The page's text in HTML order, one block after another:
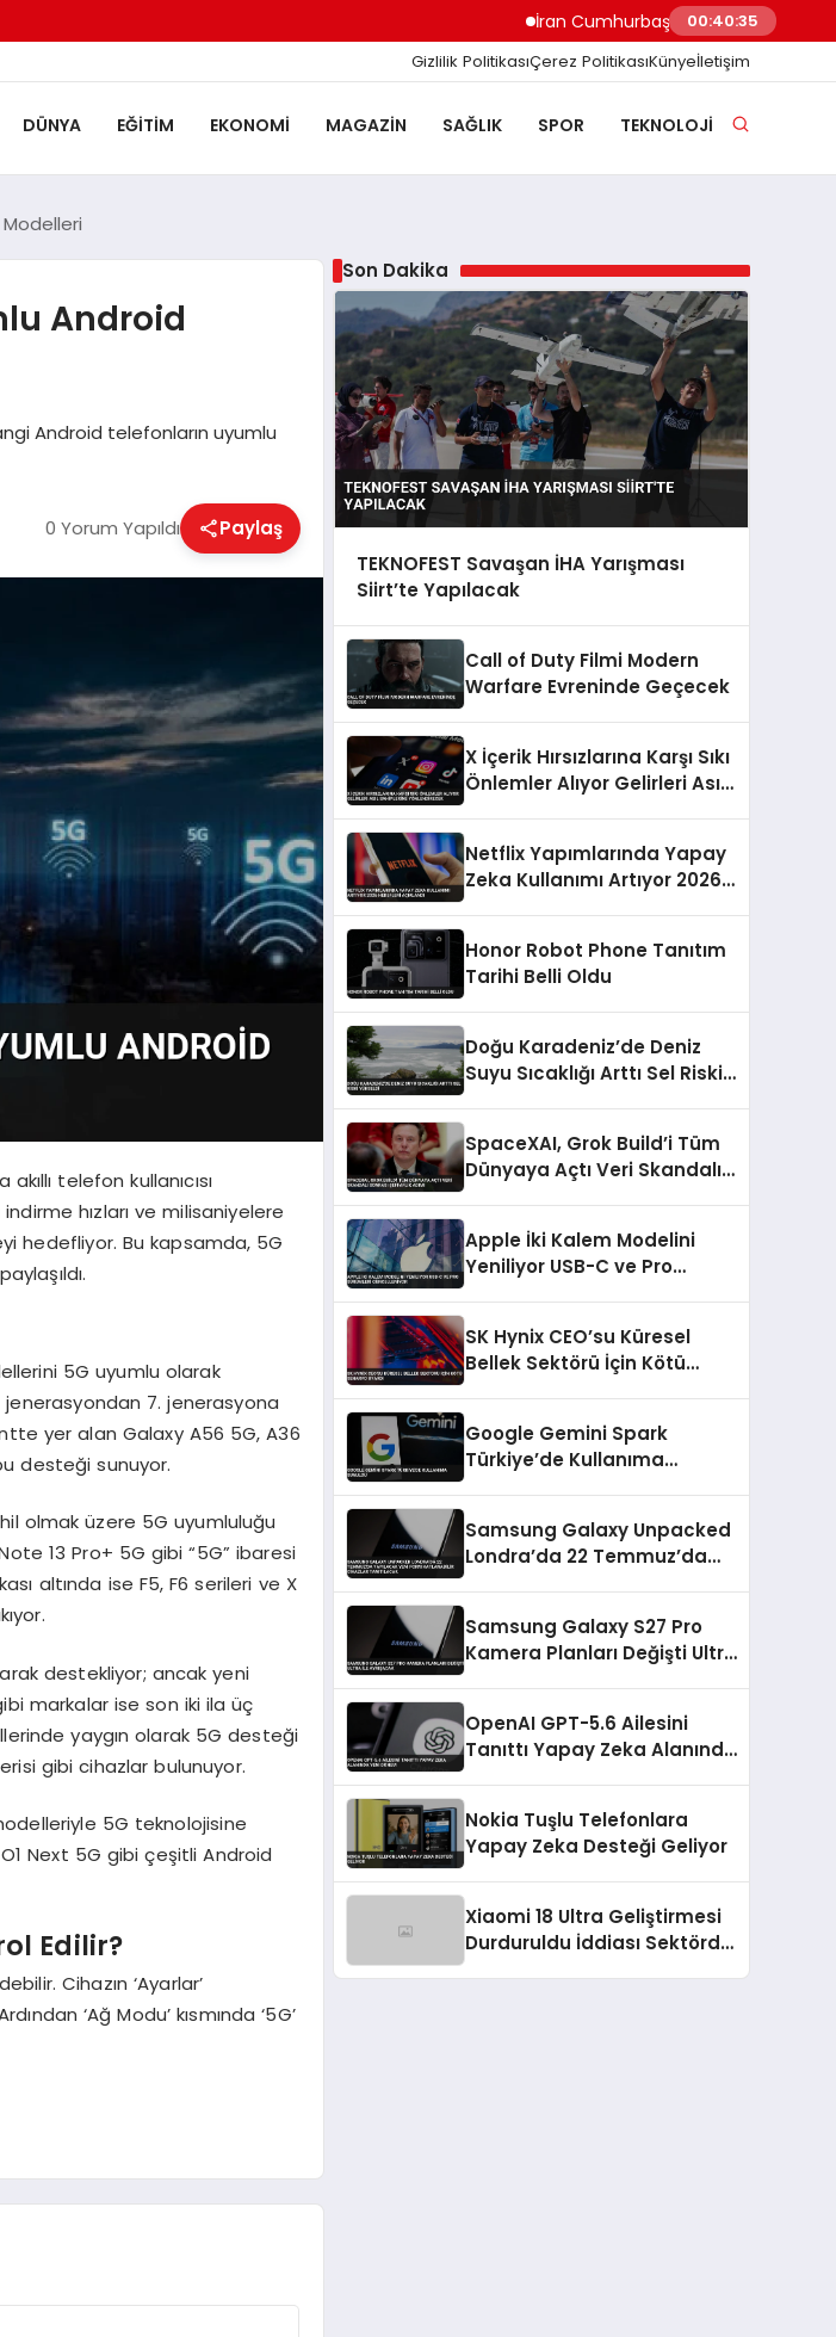
İran Cumhurbaşkanı Pezeşkiyan Ekonomik
00:40:36
Gizlilik PolitikasıÇerez PolitikasıKünyeİletişim
DÜNYA EĞITIM EKONOMI MAGAZIN SAĞLIK SPOR TEKNOLOJI
Android
Android telefonların uyumlu
0 Yorum Yapıldı Paylaş
telefon kullanıcısı
hızları ve milisaniyelere
hedefliyor. Bu kapsamda, 5G
5G uyumlu olarak
jenerasyondan 7. jenerasyona
yer alan Galaxy A56 5G, A36
desteği sunuyor.
olmak üzere 5G uyumluluğu
13 Pro+ 5G gibi “5G” ibaresi
altında ise F5, F6 serileri ve X
destekliyor; ancak yeni
markalar ise son iki ila üç
yaygın olarak 5G desteği
gibi cihazlar bulunuyor.
5G teknolojisine
Next 5G gibi çeşitli Android
Edilir?
Cihazın ‘Ayarlar’
‘Ağ Modu’ kısmında ‘5G’
Son Dakika
TEKNOFEST Savaşan İHA Yarışması
Siirt’te Yapılacak
Call of Duty Filmi Modern
Warfare Evreninde Geçecek
X İçerik Hırsızlarına Karşı Sıkı
Önlemler Alıyor Gelirleri Asıl
Netflix Yapımlarında Yapay
Zeka Kullanımı Artıyor 2026
Honor Robot Phone Tanıtım
Tarihi Belli Oldu
Doğu Karadeniz’de Deniz
Suyu Sıcaklığı Arttı Sel Riski
SpaceXAI, Grok Build’i Tüm
Dünyaya Açtı Veri Skandalı
Apple İki Kalem Modelini
Yeniliyor USB-C ve Pro
SK Hynix CEO’su Küresel
Bellek Sektörü İçin Kötü
Google Gemini Spark
Türkiye’de Kullanıma
Samsung Galaxy Unpacked
Londra’da 22 Temmuz’da
Tanıtılacak
Samsung Galaxy S27 Pro
Kamera Planları Değişti Ultra
OpenAI GPT-5.6 Ailesini
Tanıttı Yapay Zeka Alanında
Nokia Tuşlu Telefonlara
Yapay Zeka Desteği Geliyor
Xiaomi 18 Ultra Geliştirmesi
Durduruldu İddiası Sektörde